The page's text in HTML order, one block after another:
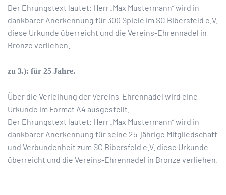
Der Ehrungstext lautet: Herr „Max Mustermann“ wird in
dankbarer Anerkennung für 300 Spiele im SC Bibersfeld e.V.
diese Urkunde überreicht und die Vereins-Ehrennadel in
Bronze verliehen.
zu 3.): für 25 Jahre.
Über die Verleihung der Vereins-Ehrennadel wird eine
Urkunde im Format A4 ausgestellt.
Der Ehrungstext lautet: Herr „Max Mustermann“ wird in
dankbarer Anerkennung für seine 25-jährige Mitgliedschaft
und Verbundenheit zum SC Bibersfeld e.V. diese Urkunde
überreicht und die Vereins-Ehrennadel in Bronze verliehen.